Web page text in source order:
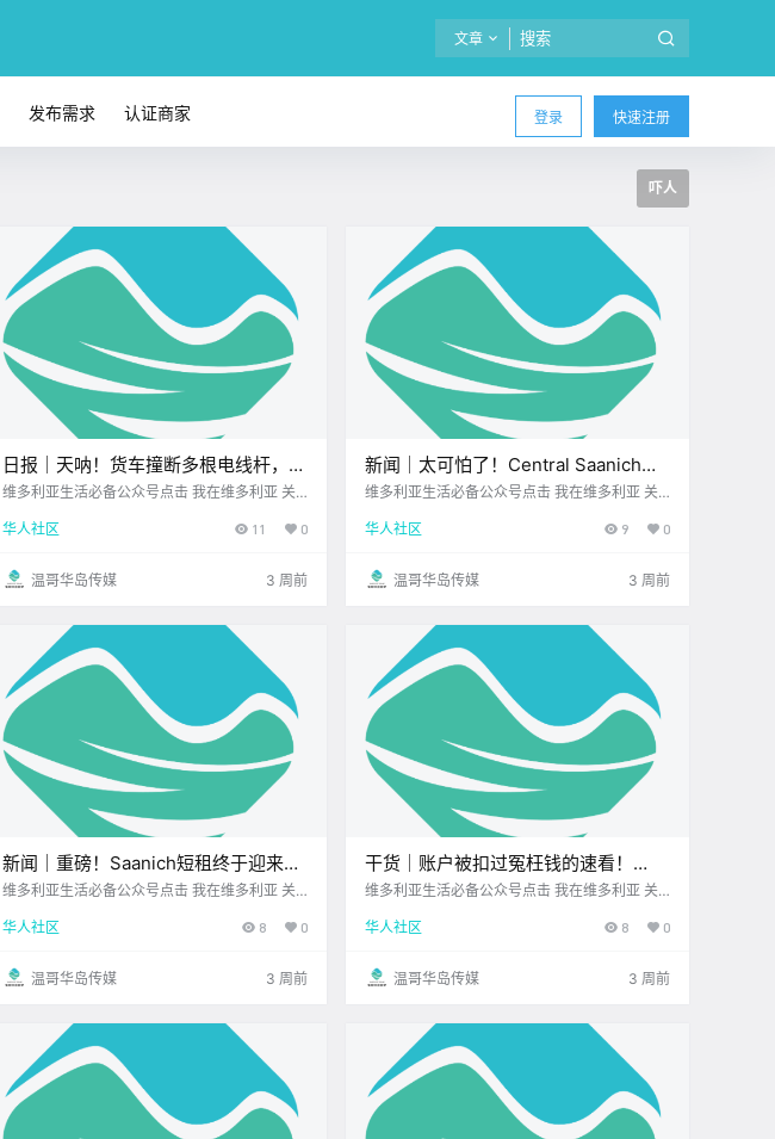
文章
登录 快速注册
发布需求 认证商家
吓人
日报｜天呐！货车撞断多根电线杆，
Malahat公路严重瘫痪数小时！维多利
维多利亚生活必备公众号点击 我在维多利亚 关
亚洲超市您值得信赖的地产经纪公元2026年7月
维多利亚本周气象预报.
华人社区 11 0
温哥华岛传媒 3 周前
新闻｜太可怕了！Central Saanich恶
犬伤人，三岁幼童被咬掉半只耳朵！温
维多利亚生活必备公众号点击 我在维多利亚 关
利亚DT店北美最大亚洲超市 大家周四好呀~ 一
华人社区 9 0
温哥华岛传媒 3 周前
新闻｜重磅！Saanich短租终于迎来松
绑！每年最多可租120天，明年1月正
开唱！
维多利亚生活必备公众号点击 我在维多利亚 关
利亚DT店北美最大亚洲超市 大家周三好呀~ 一
华人社区 8 0
温哥华岛传媒 3 周前
干货｜账户被扣过冤枉钱的速看！
CIBC豪掷1000万和解金，这次可能全
维多利亚生活必备公众号点击 我在维多利亚 关
赖的地产经纪维多利亚顶级科创学校 在加拿大生
刀的 NSF（存款不足费） 已经让.
华人社区 8 0
温哥华岛传媒 3 周前